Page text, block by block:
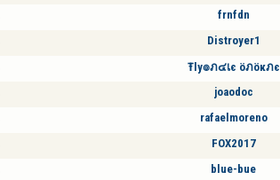
frnfdn
Distroyer1
Ŧly๏ภ๔เє öภöкภє
joaodoc
rafaelmoreno
FOX2017
blue-bue